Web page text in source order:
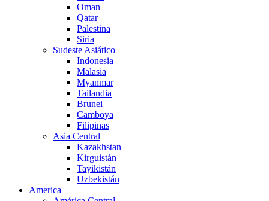
Oman
Qatar
Palestina
Siria
Sudeste Asiático
Indonesia
Malasia
Myanmar
Tailandia
Brunei
Camboya
Filipinas
Asia Central
Kazakhstan
Kirguistán
Tayikistán
Uzbekistán
America